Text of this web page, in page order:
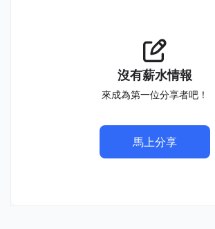
沒有薪水情報
來成為第一位分享者吧！
馬上分享